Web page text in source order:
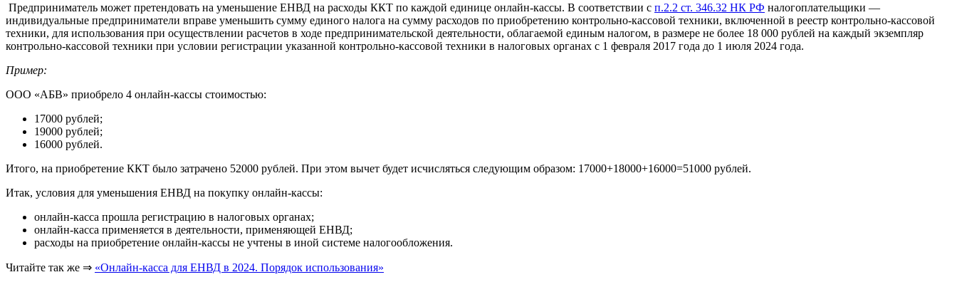
Предприниматель может претендовать на уменьшение ЕНВД на расходы ККТ по каждой единице онлайн-кассы. В соответствии с п.2.2 ст. 346.32 НК РФ налогоплательщики —
индивидуальные предприниматели вправе уменьшить сумму единого налога на сумму расходов по приобретению контрольно-кассовой техники, включенной в реестр контрольно-кассовой
техники, для использования при осуществлении расчетов в ходе предпринимательской деятельности, облагаемой единым налогом, в размере не более 18 000 рублей на каждый экземпляр
контрольно-кассовой техники при условии регистрации указанной контрольно-кассовой техники в налоговых органах с 1 февраля 2017 года до 1 июля 2024 года.
Пример:
ООО «АБВ» приобрело 4 онлайн-кассы стоимостью:
17000 рублей;
19000 рублей;
16000 рублей.
Итого, на приобретение ККТ было затрачено 52000 рублей. При этом вычет будет исчисляться следующим образом: 17000+18000+16000=51000 рублей.
Итак, условия для уменьшения ЕНВД на покупку онлайн-кассы:
онлайн-касса прошла регистрацию в налоговых органах;
онлайн-касса применяется в деятельности, применяющей ЕНВД;
расходы на приобретение онлайн-кассы не учтены в иной системе налогообложения.
Читайте так же ⇒ «Онлайн-касса для ЕНВД в 2024. Порядок использования»